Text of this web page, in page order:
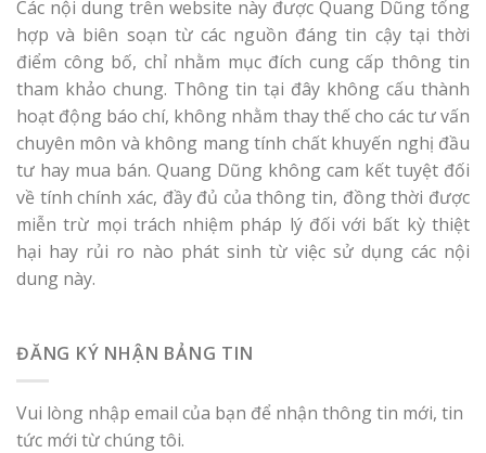
Các nội dung trên website này được Quang Dũng tổng
hợp và biên soạn từ các nguồn đáng tin cậy tại thời
điểm công bố, chỉ nhằm mục đích cung cấp thông tin
tham khảo chung. Thông tin tại đây không cấu thành
hoạt động báo chí, không nhằm thay thế cho các tư vấn
chuyên môn và không mang tính chất khuyến nghị đầu
tư hay mua bán. Quang Dũng không cam kết tuyệt đối
về tính chính xác, đầy đủ của thông tin, đồng thời được
miễn trừ mọi trách nhiệm pháp lý đối với bất kỳ thiệt
hại hay rủi ro nào phát sinh từ việc sử dụng các nội
dung này.
ĐĂNG KÝ NHẬN BẢNG TIN
Vui lòng nhập email của bạn để nhận thông tin mới, tin
tức mới từ chúng tôi.